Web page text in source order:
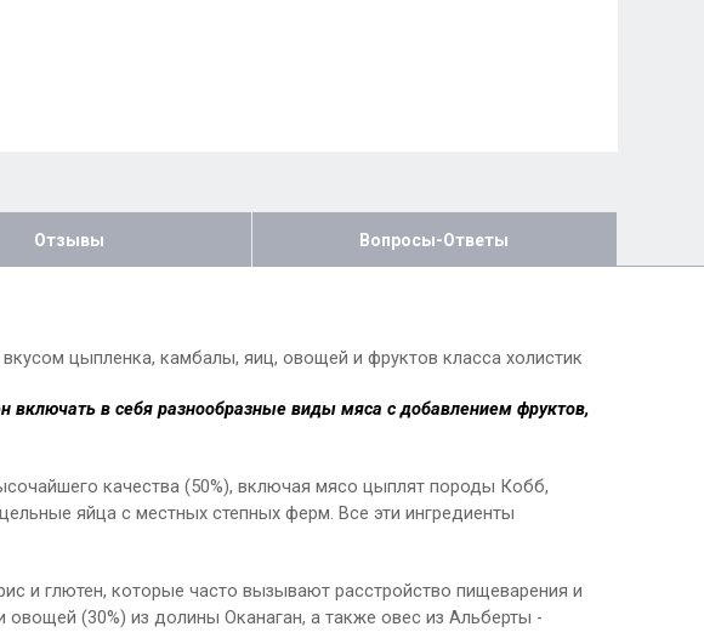
Отзывы Вопросы-Ответы
цыпленка, камбалы, яиц, овощей и фруктов класса холистик
включать в себя разнообразные виды мяса с добавлением фруктов,
качества (50%), включая мясо цыплят породы Кобб,
яйца с местных степных ферм. Все эти ингредиенты
и глютен, которые часто вызывают расстройство пищеварения и
(30%) из долины Оканаган, а также овес из Альберты -